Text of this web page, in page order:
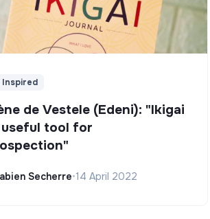
Inspired
de Vestele (Edeni): "Ikigai
useful tool for
Secherre•14 April 2022